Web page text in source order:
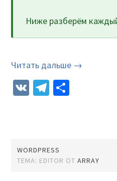
Ниже разберём
Читать дальше →
VK Telegram
WORDPRESS
ТЕМА: EDITOR ОТARRAY